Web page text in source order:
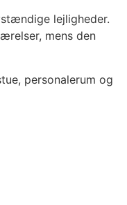
lejligheder.
mens den
personalerum og